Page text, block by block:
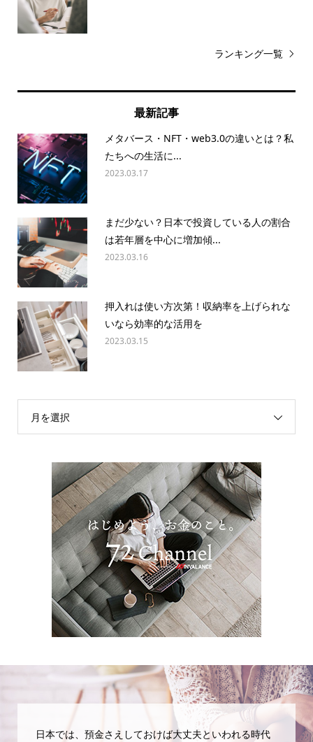
ランキング一覧
最新記事
メタバース・NFT・web3.0の違いとは？私
たちへの生活に...
2023.03.17
まだ少ない？日本で投資している人の割合
は若年層を中心に増加傾...
2023.03.16
押入れは使い方次第！収納率を上げられな
いなら効率的な活用を
2023.03.15
月を選択
日本では、預金さえしておけば大丈夫といわれる時代